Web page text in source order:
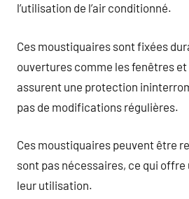
l’utilisation de l’air conditionné.
Ces moustiquaires sont fixées
ouvertures comme les fenêtres
assurent une protection
pas de modifications régulières.
Ces moustiquaires peuvent être
sont pas nécessaires, ce qui
leur utilisation.